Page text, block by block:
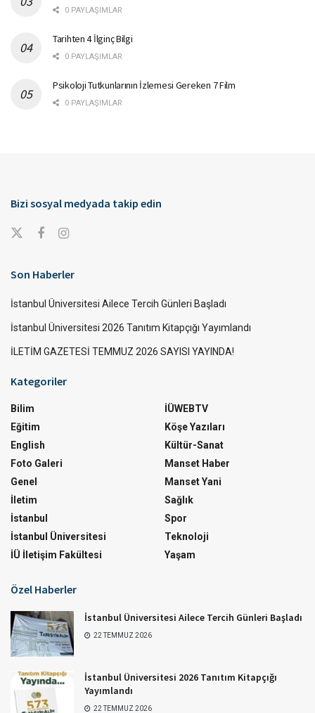
0 PAYLAŞIMLAR
Tarihten 4 İlginç Bilgi
0 PAYLAŞIMLAR
Psikoloji Tutkunlarının İzlemesi Gereken 7 Film
0 PAYLAŞIMLAR
Bizi sosyal medyada takip edin
Son Haberler
İstanbul Üniversitesi Ailece Tercih Günleri Başladı
İstanbul Üniversitesi 2026 Tanıtım Kitapçığı Yayımlandı
İLETİM GAZETESİ TEMMUZ 2026 SAYISI YAYINDA!
Kategoriler
Bilim
Eğitim
English
Foto Galeri
Genel
İletim
İstanbul
İstanbul Üniversitesi
İÜ İletişim Fakültesi
İÜWEBTV
Köşe Yazıları
Kültür-Sanat
Manset Haber
Manset Yani
Sağlık
Spor
Teknoloji
Yaşam
Özel Haberler
İstanbul Üniversitesi Ailece Tercih Günleri Başladı
22 TEMMUZ 2026
İstanbul Üniversitesi 2026 Tanıtım Kitapçığı
Yayımlandı
22 TEMMUZ 2026